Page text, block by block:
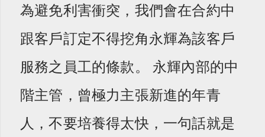
為避免利害衝突，我們會在合約中
跟客戶訂定不得挖角永輝為該客戶
服務之員工的條款。 永輝內部的中
階主管，曾極力主張新進的年青
人，不要培養得太快，一句話就是